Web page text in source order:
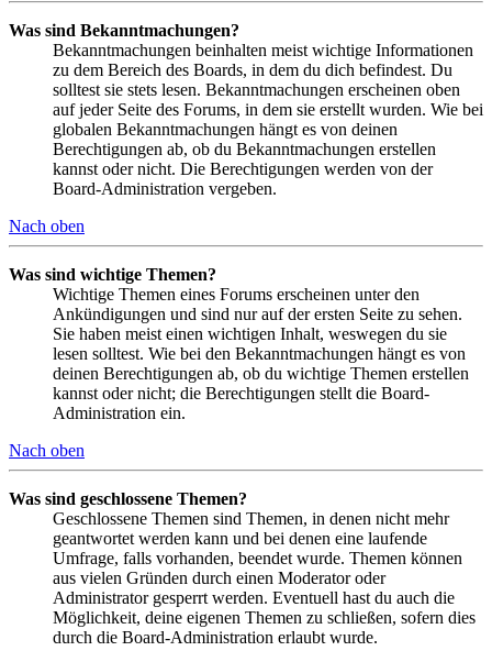
Was sind Bekanntmachungen?
Bekanntmachungen beinhalten meist wichtige Informationen
zu dem Bereich des Boards, in dem du dich befindest. Du
solltest sie stets lesen. Bekanntmachungen erscheinen oben
auf jeder Seite des Forums, in dem sie erstellt wurden. Wie bei
globalen Bekanntmachungen hängt es von deinen
Berechtigungen ab, ob du Bekanntmachungen erstellen
kannst oder nicht. Die Berechtigungen werden von der
Board-Administration vergeben.
Nach oben
Was sind wichtige Themen?
Wichtige Themen eines Forums erscheinen unter den
Ankündigungen und sind nur auf der ersten Seite zu sehen.
Sie haben meist einen wichtigen Inhalt, weswegen du sie
lesen solltest. Wie bei den Bekanntmachungen hängt es von
deinen Berechtigungen ab, ob du wichtige Themen erstellen
kannst oder nicht; die Berechtigungen stellt die Board-
Administration ein.
Nach oben
Was sind geschlossene Themen?
Geschlossene Themen sind Themen, in denen nicht mehr
geantwortet werden kann und bei denen eine laufende
Umfrage, falls vorhanden, beendet wurde. Themen können
aus vielen Gründen durch einen Moderator oder
Administrator gesperrt werden. Eventuell hast du auch die
Möglichkeit, deine eigenen Themen zu schließen, sofern dies
durch die Board-Administration erlaubt wurde.